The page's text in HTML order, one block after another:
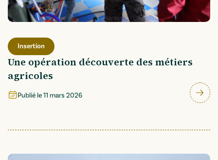
Insertion
Une opération découverte des métiers
agricoles
Publié le11 mars 2026